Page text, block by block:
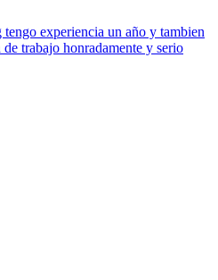
experiencia un año y tambien
trabajo honradamente y serio